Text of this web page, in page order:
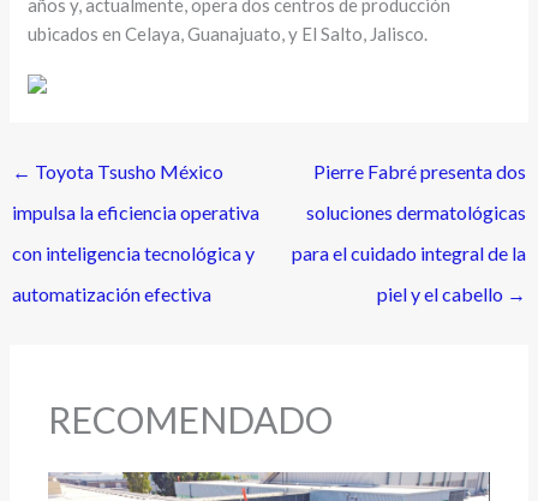
años y, actualmente, opera dos centros de producción
ubicados en Celaya, Guanajuato, y El Salto, Jalisco.
← Toyota Tsusho México
impulsa la eficiencia operativa
con inteligencia tecnológica y
automatización efectiva
Pierre Fabré presenta dos
soluciones dermatológicas
para el cuidado integral de la
piel y el cabello →
RECOMENDADO